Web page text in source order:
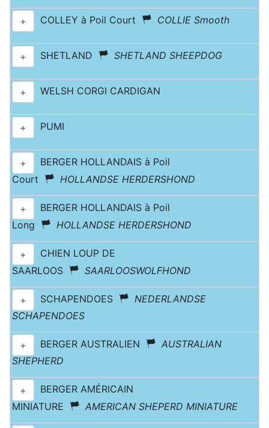
+ COLLEY à Poil Court COLLIE Smooth
+ SHETLAND SHETLAND SHEEPDOG
+ WELSH CORGI CARDIGAN
+ PUMI
+
BERGER HOLLANDAIS à Poil
Court
HOLLANDSE HERDERSHOND
+
BERGER HOLLANDAIS à Poil
Long
HOLLANDSE HERDERSHOND
+
CHIEN LOUP DE
SAARLOOS
SAARLOOSWOLFHOND
+ SCHAPENDOES
NEDERLANDSE
SCHAPENDOES
+ BERGER AUSTRALIEN
AUSTRALIAN
SHEPHERD
+
BERGER AMÉRICAIN
MINIATURE
AMERICAN SHEPERD MINIATURE